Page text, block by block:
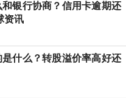
银行协商？信用卡逾期还
资讯
什么？转股溢价率高好还